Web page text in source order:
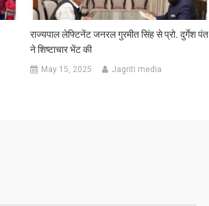
राज्यपाल लेफ्टिनेंट जनरल गुरमीत सिंह से प्रो. दुर्गेश पंत
ने शिष्टाचार भेंट की
May 15, 2025 Jagriti media